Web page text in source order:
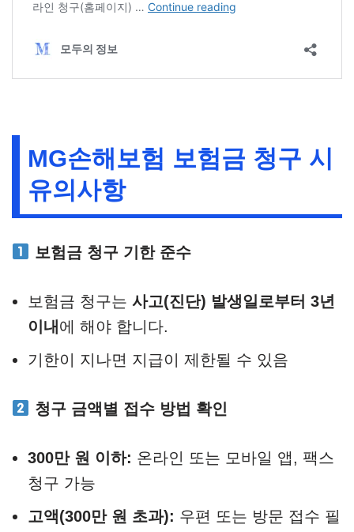
MG손해보험 보험금 청구 시
유의사항
보험금 청구 기한 준수
보험금 청구는 사고(진단) 발생일로부터 3년
이내 에 해야 합니다.
기한이 지나면 지급이 제한될 수 있음
청구 금액별 접수 방법 확인
300만 원 이하: 온라인 또는 모바일 앱, 팩스
청구 가능
고액(300만 원 초과): 우편 또는 방문 접수 필